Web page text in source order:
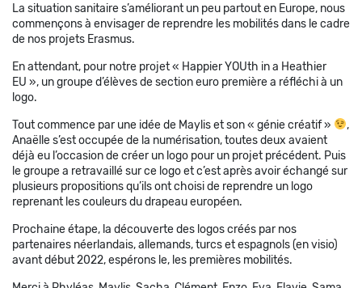
La situation sanitaire s’améliorant un peu partout en Europe, nous
commençons à envisager de reprendre les mobilités dans le cadre
de nos projets Erasmus.
En attendant, pour notre projet « Happier YOUth in a Heathier
EU », un groupe d’élèves de section euro première a réfléchi à un
logo.
Tout commence par une idée de Maylis et son « génie créatif »
,
Anaëlle s’est occupée de la numérisation, toutes deux avaient
déjà eu l’occasion de créer un logo pour un projet précédent. Puis
le groupe a retravaillé sur ce logo et c’est après avoir échangé sur
plusieurs propositions qu’ils ont choisi de reprendre un logo
reprenant les couleurs du drapeau européen.
Prochaine étape, la découverte des logos créés par nos
partenaires néerlandais, allemands, turcs et espagnols (en visio)
avant début 2022, espérons le, les premières mobilités.